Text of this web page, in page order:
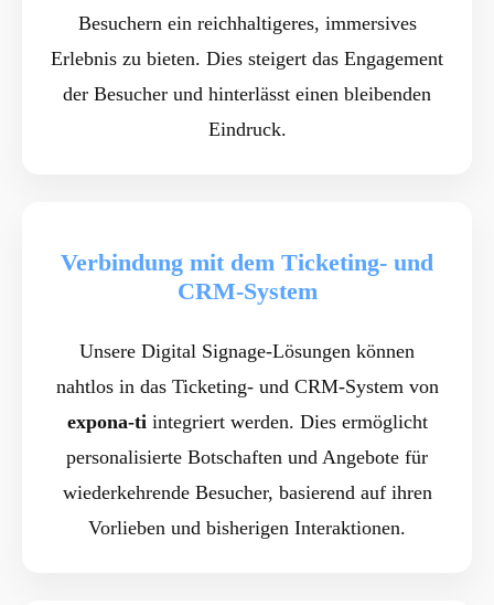
Besuchern ein reichhaltigeres, immersives
Erlebnis zu bieten. Dies steigert das Engagement
der Besucher und hinterlässt einen bleibenden
Eindruck.
Verbindung mit dem Ticketing- und
CRM-System
Unsere Digital Signage-Lösungen können
nahtlos in das Ticketing- und CRM-System von
expona-ti integriert werden. Dies ermöglicht
personalisierte Botschaften und Angebote für
wiederkehrende Besucher, basierend auf ihren
Vorlieben und bisherigen Interaktionen.